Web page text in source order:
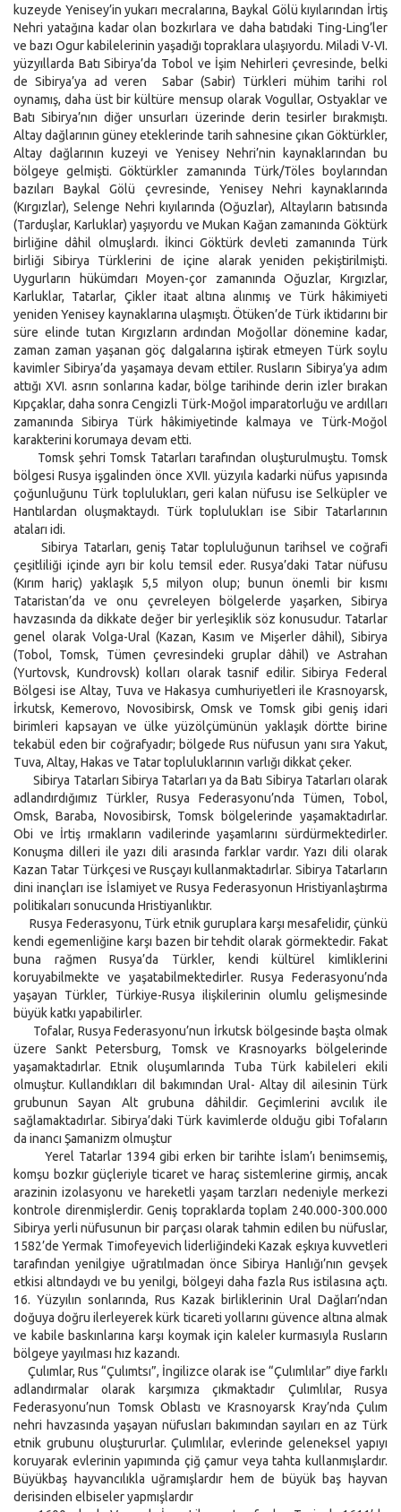
kuzeyde Yenisey’in yukarı mecralarına, Baykal Gölü kıyılarından İrtiş
Nehri yatağına kadar olan bozkırlara ve daha batıdaki Ting-Ling’ler
ve bazı Ogur kabilelerinin yaşadığı topraklara ulaşıyordu. Miladi V-VI.
yüzyıllarda Batı Sibirya’da Tobol ve İşim Nehirleri çevresinde, belki
de Sibirya’ya ad veren Sabar (Sabir) Türkleri mühim tarihi rol
oynamış, daha üst bir kültüre mensup olarak Vogullar, Ostyaklar ve
Batı Sibirya’nın diğer unsurları üzerinde derin tesirler bırakmıştı.
Altay dağlarının güney eteklerinde tarih sahnesine çıkan Göktürkler,
Altay dağlarının kuzeyi ve Yenisey Nehri’nin kaynaklarından bu
bölgeye gelmişti. Göktürkler zamanında Türk/Töles boylarından
bazıları Baykal Gölü çevresinde, Yenisey Nehri kaynaklarında
(Kırgızlar), Selenge Nehri kıyılarında (Oğuzlar), Altayların batısında
(Tarduşlar, Karluklar) yaşıyordu ve Mukan Kağan zamanında Göktürk
birliğine dâhil olmuşlardı. İkinci Göktürk devleti zamanında Türk
birliği Sibirya Türklerini de içine alarak yeniden pekiştirilmişti.
Uygurların hükümdarı Moyen-çor zamanında Oğuzlar, Kırgızlar,
Karluklar, Tatarlar, Çikler itaat altına alınmış ve Türk hâkimiyeti
yeniden Yenisey kaynaklarına ulaşmıştı. Ötüken’de Türk iktidarını bir
süre elinde tutan Kırgızların ardından Moğollar dönemine kadar,
zaman zaman yaşanan göç dalgalarına iştirak etmeyen Türk soylu
kavimler Sibirya’da yaşamaya devam ettiler. Rusların Sibirya’ya adım
attığı XVI. asrın sonlarına kadar, bölge tarihinde derin izler bırakan
Kıpçaklar, daha sonra Cengizli Türk-Moğol imparatorluğu ve ardılları
zamanında Sibirya Türk hâkimiyetinde kalmaya ve Türk-Moğol
karakterini korumaya devam etti.
Tomsk şehri Tomsk Tatarları tarafından oluşturulmuştu. Tomsk
bölgesi Rusya işgalinden önce XVII. yüzyıla kadarki nüfus yapısında
çoğunluğunu Türk toplulukları, geri kalan nüfusu ise Selküpler ve
Hantılardan oluşmaktaydı. Türk toplulukları ise Sibir Tatarlarının
ataları idi.
Sibirya Tatarları, geniş Tatar topluluğunun tarihsel ve coğrafi
çeşitliliği içinde ayrı bir kolu temsil eder. Rusya’daki Tatar nüfusu
(Kırım hariç) yaklaşık 5,5 milyon olup; bunun önemli bir kısmı
Tataristan’da ve onu çevreleyen bölgelerde yaşarken, Sibirya
havzasında da dikkate değer bir yerleşiklik söz konusudur. Tatarlar
genel olarak Volga-Ural (Kazan, Kasım ve Mişerler dâhil), Sibirya
(Tobol, Tomsk, Tümen çevresindeki gruplar dâhil) ve Astrahan
(Yurtovsk, Kundrovsk) kolları olarak tasnif edilir. Sibirya Federal
Bölgesi ise Altay, Tuva ve Hakasya cumhuriyetleri ile Krasnoyarsk,
İrkutsk, Kemerovo, Novosibirsk, Omsk ve Tomsk gibi geniş idari
birimleri kapsayan ve ülke yüzölçümünün yaklaşık dörtte birine
tekabül eden bir coğrafyadır; bölgede Rus nüfusun yanı sıra Yakut,
Tuva, Altay, Hakas ve Tatar topluluklarının varlığı dikkat çeker.
Sibirya Tatarları Sibirya Tatarları ya da Batı Sibirya Tatarları olarak
adlandırdığımız Türkler, Rusya Federasyonu’nda Tümen, Tobol,
Omsk, Baraba, Novosibirsk, Tomsk bölgelerinde yaşamaktadırlar.
Obi ve İrtiş ırmakların vadilerinde yaşamlarını sürdürmektedirler.
Konuşma dilleri ile yazı dili arasında farklar vardır. Yazı dili olarak
Kazan Tatar Türkçesi ve Rusçayı kullanmaktadırlar. Sibirya Tatarların
dini inançları ise İslamiyet ve Rusya Federasyonun Hristiyanlaştırma
politikaları sonucunda Hristiyanlıktır.
Rusya Federasyonu, Türk etnik guruplara karşı mesafelidir, çünkü
kendi egemenliğine karşı bazen bir tehdit olarak görmektedir. Fakat
buna rağmen Rusya’da Türkler, kendi kültürel kimliklerini
koruyabilmekte ve yaşatabilmektedirler. Rusya Federasyonu’nda
yaşayan Türkler, Türkiye-Rusya ilişkilerinin olumlu gelişmesinde
büyük katkı yapabilirler.
Tofalar, Rusya Federasyonu’nun İrkutsk bölgesinde başta olmak
üzere Sankt Petersburg, Tomsk ve Krasnoyarks bölgelerinde
yaşamaktadırlar. Etnik oluşumlarında Tuba Türk kabileleri ekili
olmuştur. Kullandıkları dil bakımından Ural- Altay dil ailesinin Türk
grubunun Sayan Alt grubuna dâhildir. Geçimlerini avcılık ile
sağlamaktadırlar. Sibirya’daki Türk kavimlerde olduğu gibi Tofaların
da inancı Şamanizm olmuştur
Yerel Tatarlar 1394 gibi erken bir tarihte İslam’ı benimsemiş,
komşu bozkır güçleriyle ticaret ve haraç sistemlerine girmiş, ancak
arazinin izolasyonu ve hareketli yaşam tarzları nedeniyle merkezi
kontrole direnmişlerdir. Geniş topraklarda toplam 240.000-300.000
Sibirya yerli nüfusunun bir parçası olarak tahmin edilen bu nüfuslar,
1582’de Yermak Timofeyevich liderliğindeki Kazak eşkıya kuvvetleri
tarafından yenilgiye uğratılmadan önce Sibirya Hanlığı’nın gevşek
etkisi altındaydı ve bu yenilgi, bölgeyi daha fazla Rus istilasına açtı.
16. Yüzyılın sonlarında, Rus Kazak birliklerinin Ural Dağları’ndan
doğuya doğru ilerleyerek kürk ticareti yollarını güvence altına almak
ve kabile baskınlarına karşı koymak için kaleler kurmasıyla Rusların
bölgeye yayılması hız kazandı.
Çulımlar, Rus “Çulımtsı”, İngilizce olarak ise “Çulımlılar” diye farklı
adlandırmalar olarak karşımıza çıkmaktadır Çulımlılar, Rusya
Federasyonu’nun Tomsk Oblastı ve Krasnoyarsk Kray’nda Çulım
nehri havzasında yaşayan nüfusları bakımından sayıları en az Türk
etnik grubunu oluştururlar. Çulımlılar, evlerinde geleneksel yapıyı
koruyarak evlerinin yapımında çiğ çamur veya tahta kullanmışlardır.
Büyükbaş hayvancılıkla uğramışlardır hem de büyük baş hayvan
derisinden elbiseler yapmışlardır